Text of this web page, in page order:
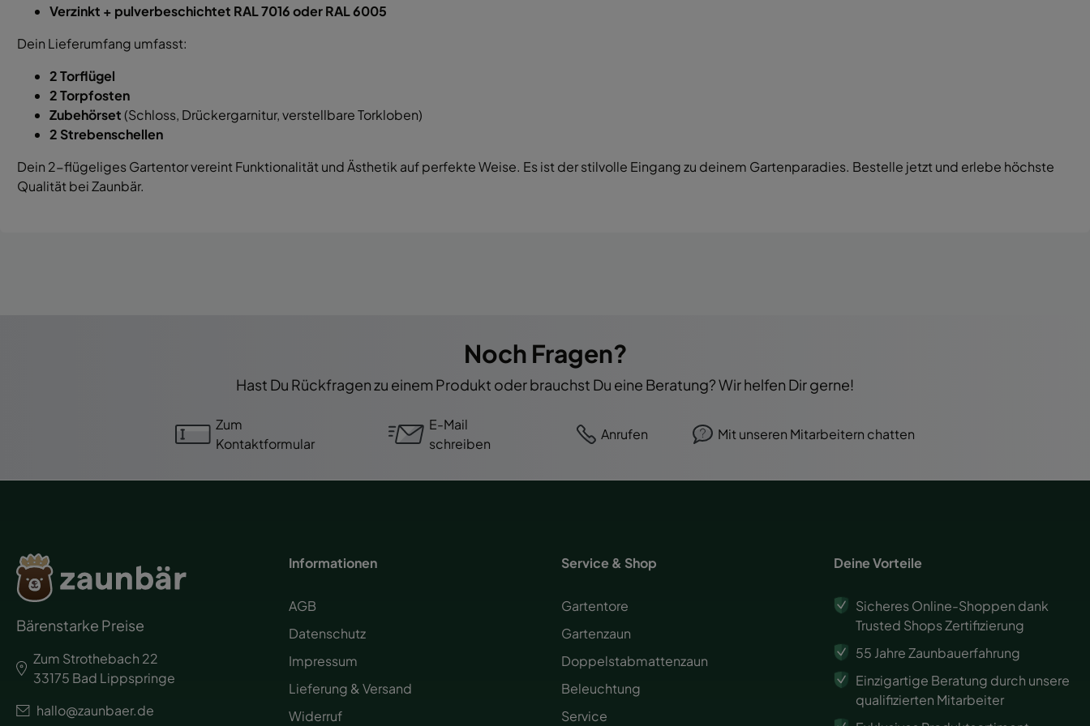
Verzinkt + pulverbeschichtet RAL 7016 oder RAL 6005
Dein Lieferumfang umfasst:
2 Torflügel
2 Torpfosten
Zubehörset(Schloss, Drückergarnitur, verstellbare Torkloben)
2 Strebenschellen
Dein 2-flügeliges Gartentor vereint Funktionalität und Ästhetik auf perfekte Weise. Es ist der stilvolle Eingang zu deinem Gartenparadies. Bestelle jetzt und erlebe höchste
Qualität bei Zaunbär.
Noch Fragen?
Hast Du Rückfragen zu einem Produkt oder brauchst Du eine Beratung? Wir helfen Dir gerne!
Zum
Kontaktformular
E-Mail
schreiben
Anrufen Mit unseren Mitarbeitern chatten
Bärenstarke Preise
Zum Strothebach 22
33175 Bad Lippspringe
hallo@zaunbaer.de
Informationen
AGB
Datenschutz
Impressum
Lieferung & Versand
Widerruf
Service & Shop
Gartentore
Gartenzaun
Doppelstabmattenzaun
Beleuchtung
Service
Deine Vorteile
Sicheres Online-Shoppen dank
Trusted Shops Zertifizierung
55 Jahre Zaunbauerfahrung
Einzigartige Beratung durch unsere
qualifizierten Mitarbeiter